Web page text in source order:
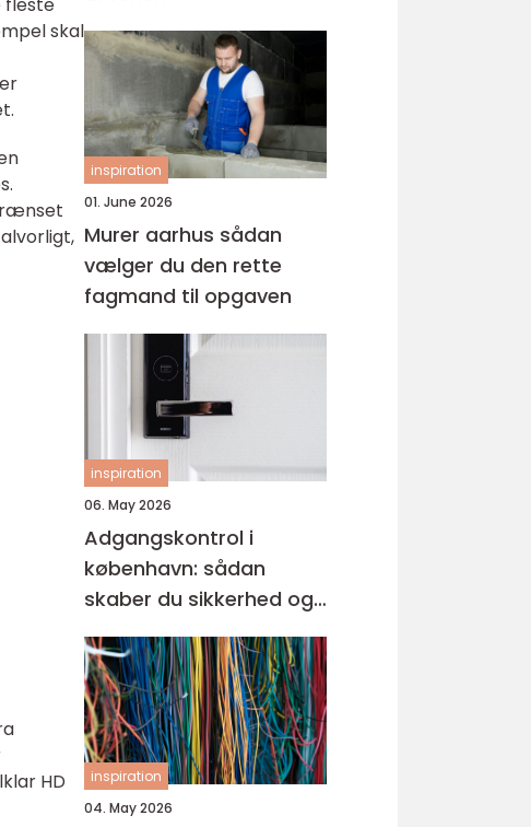
skal
HD
inspiration
01. June 2026
Murer aarhus sådan
vælger du den rette
fagmand til opgaven
inspiration
06. May 2026
Adgangskontrol i
københavn: sådan
skaber du sikkerhed og
tryghed i hverdagen
inspiration
04. May 2026